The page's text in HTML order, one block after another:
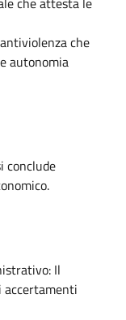
che
autonomia
conclude
Il
accertamenti